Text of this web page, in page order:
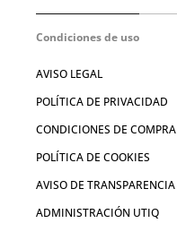
Condiciones de uso
AVISO LEGAL
POLÍTICA DE PRIVACIDAD
CONDICIONES DE COMPRA
POLÍTICA DE COOKIES
AVISO DE TRANSPARENCIA
ADMINISTRACIÓN UTIQ